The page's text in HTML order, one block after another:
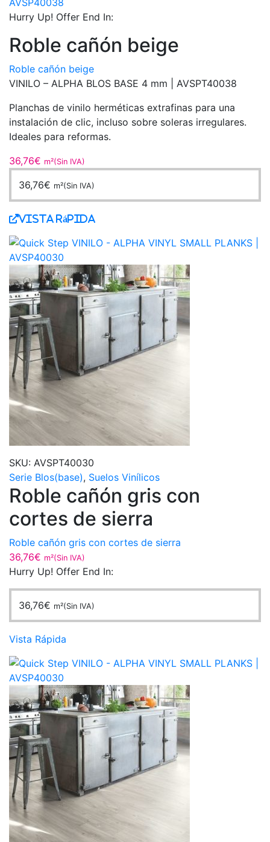
Hurry Up! Offer End In:
Roble cañón beige
Roble cañón beige
VINILO – ALPHA BLOS BASE 4 mm |
AVSPT40038
Planchas de vinilo herméticas extrafinas para una
instalación de clic, incluso sobre soleras irregulares.
Ideales para reformas.
36,76€ m²(Sin IVA)
36,76€ m²(Sin IVA)
Vista Rápida
SKU: AVSPT40030
Serie Blos(base), Suelos Vinílicos
Roble cañón gris con
cortes de sierra
Roble cañón gris con cortes de sierra
36,76€ m²(Sin IVA)
Hurry Up! Offer End In:
36,76€ m²(Sin IVA)
Vista Rápida